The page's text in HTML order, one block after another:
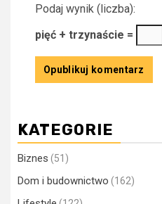
Podaj wynik (liczba):
pięć + trzynaście =
KATEGORIE
Biznes (51)
Dom i budownictwo (162)